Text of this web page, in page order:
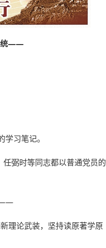
统——
习笔记。
弼时等同志都以普通党员的
——
理论武装，坚持读原著学原